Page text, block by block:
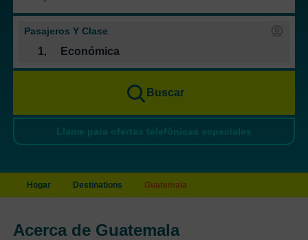
Pasajeros Y Clase
1, Económica
Buscar
Llame para ofertas telefónicas especiales
Hogar Destinations Guatemala
Acerca de Guatemala